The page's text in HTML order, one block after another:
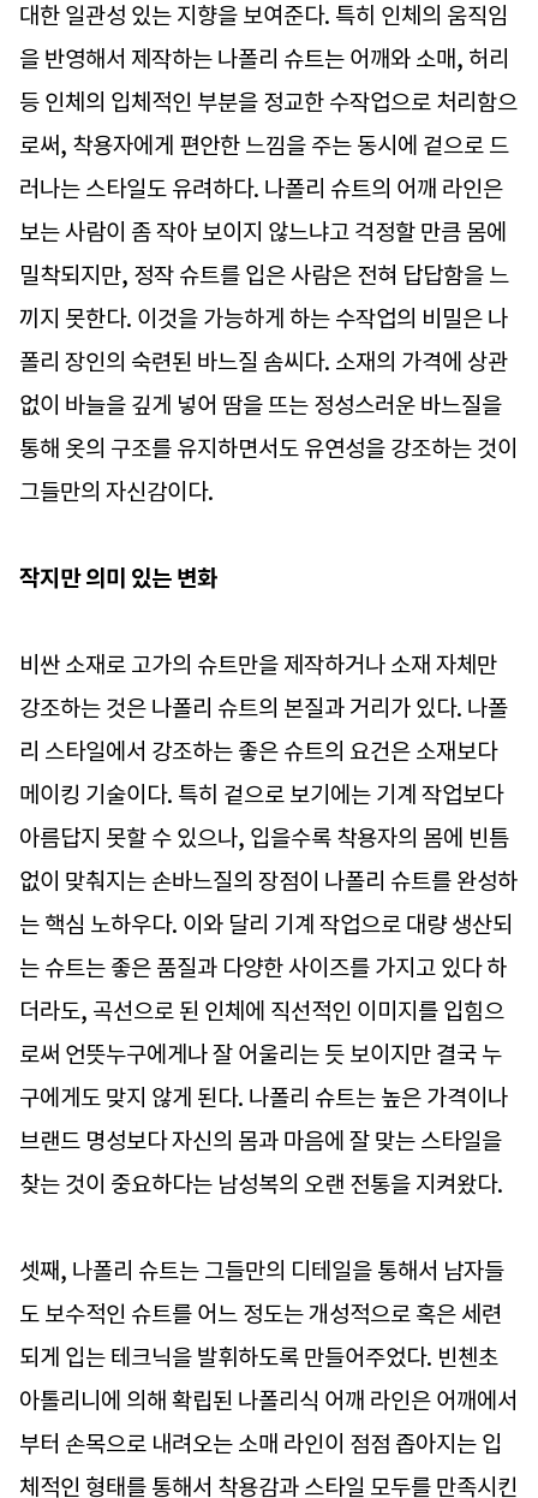
대한 일관성 있는 지향을 보여준다. 특히 인체의 움직임
을 반영해서 제작하는 나폴리 슈트는 어깨와 소매, 허리
등 인체의 입체적인 부분을 정교한 수작업으로 처리함으
로써, 착용자에게 편안한 느낌을 주는 동시에 겉으로 드
러나는 스타일도 유려하다. 나폴리 슈트의 어깨 라인은
보는 사람이 좀 작아 보이지 않느냐고 걱정할 만큼 몸에
밀착되지만, 정작 슈트를 입은 사람은 전혀 답답함을 느
끼지 못한다. 이것을 가능하게 하는 수작업의 비밀은 나
폴리 장인의 숙련된 바느질 솜씨다. 소재의 가격에 상관
없이 바늘을 깊게 넣어 땀을 뜨는 정성스러운 바느질을
통해 옷의 구조를 유지하면서도 유연성을 강조하는 것이
그들만의 자신감이다.
작지만 의미 있는 변화
비싼 소재로 고가의 슈트만을 제작하거나 소재 자체만
강조하는 것은 나폴리 슈트의 본질과 거리가 있다. 나폴
리 스타일에서 강조하는 좋은 슈트의 요건은 소재보다
메이킹 기술이다. 특히 겉으로 보기에는 기계 작업보다
아름답지 못할 수 있으나, 입을수록 착용자의 몸에 빈틈
없이 맞춰지는 손바느질의 장점이 나폴리 슈트를 완성하
는 핵심 노하우다. 이와 달리 기계 작업으로 대량 생산되
는 슈트는 좋은 품질과 다양한 사이즈를 가지고 있다 하
더라도, 곡선으로 된 인체에 직선적인 이미지를 입힘으
로써 언뜻누구에게나 잘 어울리는 듯 보이지만 결국 누
구에게도 맞지 않게 된다. 나폴리 슈트는 높은 가격이나
브랜드 명성보다 자신의 몸과 마음에 잘 맞는 스타일을
찾는 것이 중요하다는 남성복의 오랜 전통을 지켜왔다.
셋째, 나폴리 슈트는 그들만의 디테일을 통해서 남자들
도 보수적인 슈트를 어느 정도는 개성적으로 혹은 세련
되게 입는 테크닉을 발휘하도록 만들어주었다. 빈첸초
아톨리니에 의해 확립된 나폴리식 어깨 라인은 어깨에서
부터 손목으로 내려오는 소매 라인이 점점 좁아지는 입
체적인 형태를 통해서 착용감과 스타일 모두를 만족시킨